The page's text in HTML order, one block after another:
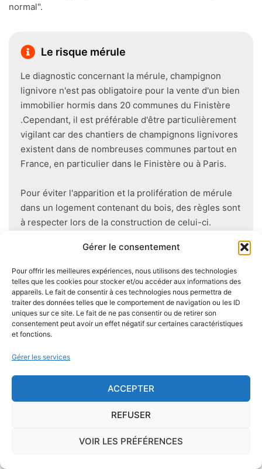
Gérer le consentement
Pour offrir les meilleures expériences, nous utilisons des technologies
telles que les cookies pour stocker et/ou accéder aux informations des
appareils. Le fait de consentir à ces technologies nous permettra de
traiter des données telles que le comportement de navigation ou les ID
uniques sur ce site. Le fait de ne pas consentir ou de retirer son
consentement peut avoir un effet négatif sur certaines caractéristiques
et fonctions.
Gérer les services
ACCEPTER
REFUSER
VOIR LES PRÉFÉRENCES
normal".
Le risque mérule
Le diagnostic concernant la mérule, champignon
lignivore n'est pas obligatoire pour la vente d'un bien
immobilier hormis dans 20 communes du Finistère
.Cependant, il est préférable d'être particulièrement
vigilant car des chantiers de champignons lignivores
existent dans de nombreuses communes partout en
France, en particulier dans le Finistère ou à Paris.
Pour éviter l'apparition et la prolifération de mérule
dans un logement contenant du bois, des règles sont
à respecter lors de la construction de celui-ci.
contact direct entre le bois et le sol, s'assurer de
l'étanchéité des façades et toitures ou encore
prévoir des aérations en sous-sol limitent les risques
majeurs d'apparition de champignons lignivores.
Je demande le descriptif des
risques pour ma ville
Le risque Radon